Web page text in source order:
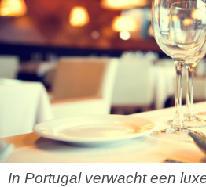
In Portugal verwacht een